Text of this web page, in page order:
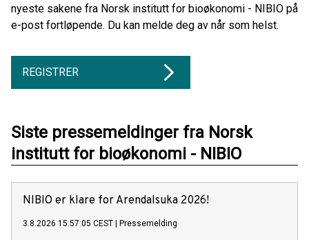
nyeste sakene fra Norsk institutt for bioøkonomi - NIBIO på
e-post fortløpende. Du kan melde deg av når som helst.
REGISTRER
Siste pressemeldinger fra Norsk
institutt for bioøkonomi - NIBIO
NIBIO er klare for Arendalsuka 2026!
3.8.2026 15:57:05 CEST | Pressemelding